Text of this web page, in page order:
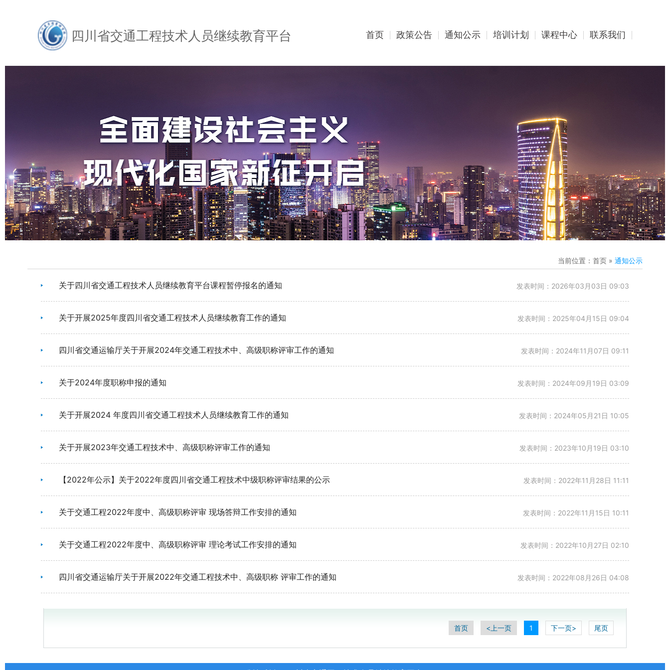
四川省交通工程技术人员继续教育平台 首页 政策公告 通知公示 培训计划 课程中心 联系我们
当前位置：首页 » 通知公示
关于四川省交通工程技术人员继续教育平台课程暂停报名的通知 发表时间：2026年03月03日 09:03
关于开展2025年度四川省交通工程技术人员继续教育工作的通知 发表时间：2025年04月15日 09:04
四川省交通运输厅关于开展2024年交通工程技术中、高级职称评审工作的通知 发表时间：2024年11月07日 09:11
关于2024年度职称申报的通知 发表时间：2024年09月19日 03:09
关于开展2024 年度四川省交通工程技术人员继续教育工作的通知 发表时间：2024年05月21日 10:05
关于开展2023年交通工程技术中、高级职称评审工作的通知 发表时间：2023年10月19日 03:10
【2022年公示】关于2022年度四川省交通工程技术中级职称评审结果的公示 发表时间：2022年11月28日 11:11
关于交通工程2022年度中、高级职称评审 现场答辩工作安排的通知 发表时间：2022年11月15日 10:11
关于交通工程2022年度中、高级职称评审 理论考试工作安排的通知 发表时间：2022年10月27日 02:10
四川省交通运输厅关于开展2022年交通工程技术中、高级职称 评审工作的通知 发表时间：2022年08月26日 04:08
首页 <上一页 1 下一页> 尾页